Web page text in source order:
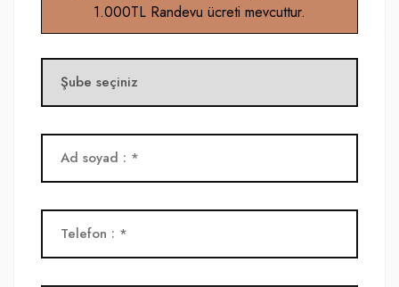
1.000TL Randevu ücreti mevcuttur.